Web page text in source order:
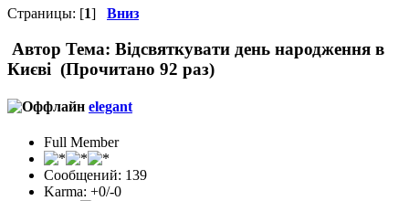
Страницы: [1] Вниз
Автор Тема: Відсвяткувати день народження в
Києві (Прочитано 92 раз)
elegant
Full Member
Сообщений: 139
Karma: +0/-0